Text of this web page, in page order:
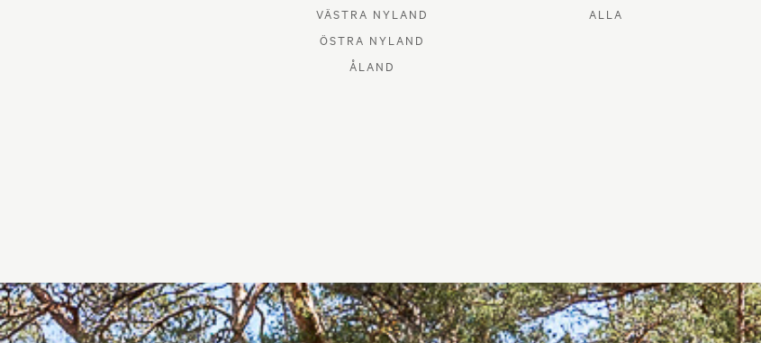
VÄSTRA NYLAND
ÖSTRA NYLAND
ÅLAND
ALLA